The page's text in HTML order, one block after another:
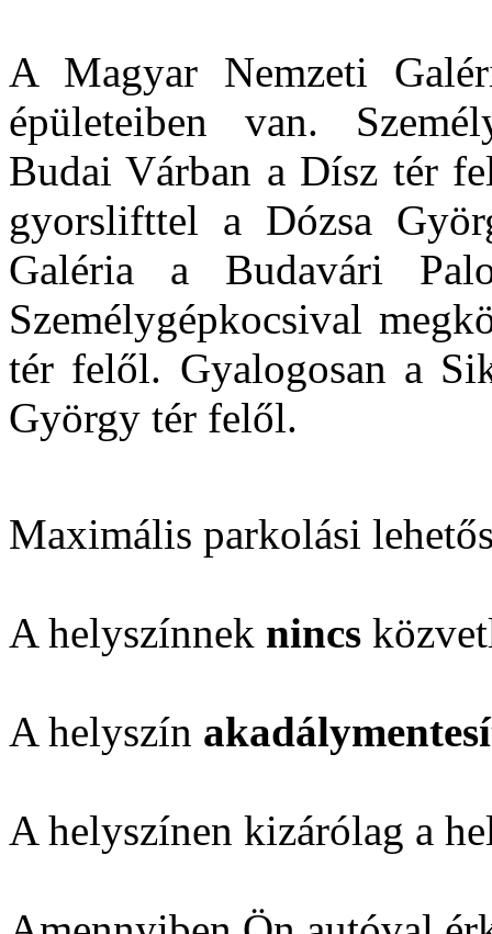
A Magyar Nemzeti
épületeiben van.
Budai Várban a Dísz tér
gyorslifttel a Dózsa
Galéria a Budavári
Személygépkocsival
tér felől. Gyalogosan a
György tér felől.
Maximális parkolási
A helyszínnek nincs
A helyszín
A helyszínen kizárólag a